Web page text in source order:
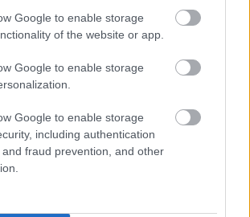
Google to enable storage
of the website or app.
Google to enable storage
Google to enable storage
including authentication
fraud prevention, and other